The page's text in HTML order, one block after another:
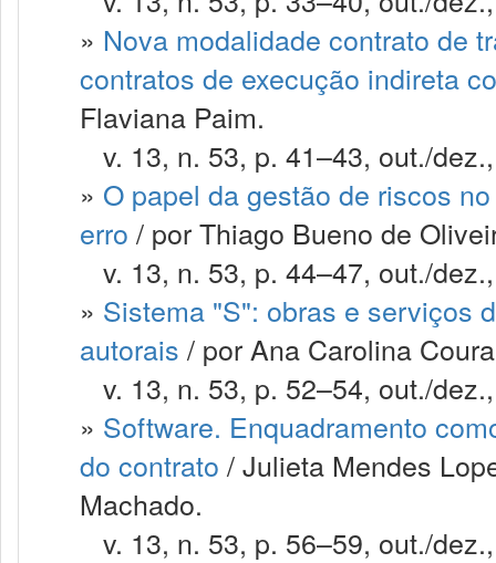
» Nova modalidade contrato de
contratos de execução indireta
Flaviana Paim.
v. 13, n. 53, p. 41–43, out./
» O papel da gestão de riscos
erro / por Thiago Bueno de
v. 13, n. 53, p. 44–47, out./
» Sistema "S": obras e serviços
autorais / por Ana Carolina
v. 13, n. 53, p. 52–54, out./
» Software. Enquadramento
do contrato / Julieta Mendes
Machado.
v. 13, n. 53, p. 56–59, out./